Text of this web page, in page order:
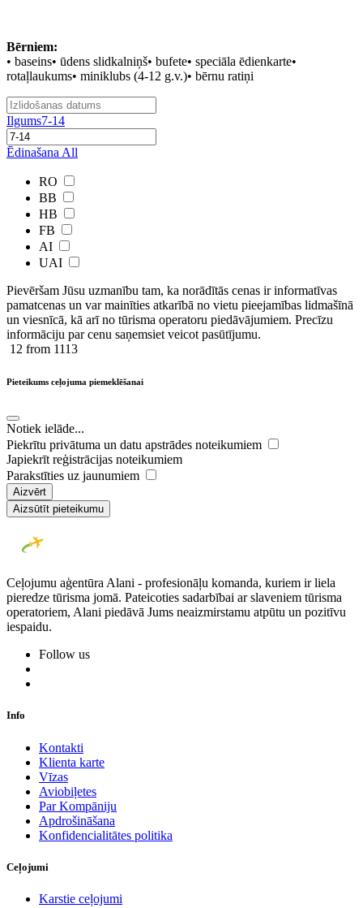
Bērniem:
• baseins• ūdens slidkalniņš• bufete• speciāla ēdienkarte•
rotaļlaukums• miniklubs (4-12 g.v.)• bērnu ratiņi
Ilgums7-14
Ēdinašana All
RO
BB
HB
FB
AI
UAI
Pievēršam Jūsu uzmanību tam, ka norādītās cenas ir ​informatīvas ​
pamatcenas un var mainīties atkarībā ​no ​vietu pieejamības lidmašīnā
un viesnīcā, kā arī no tūrisma operatoru piedāvājumiem. Precīzu
informāciju par cenu saņemsiet veicot pasūtījumu.
12 from 1113
Pieteikums ceļojuma piemeklēšanai
Notiek ielāde...
Piekrītu privātuma un datu apstrādes noteikumiem
Japiekrīt reģistrācijas noteikumiem
Parakstīties uz jaunumiem
Aizvērt
Aizsūtīt pieteikumu
Ceļojumu aģentūra Alani - profesionāļu komanda, kuriem ir liela
pieredze tūrisma jomā. Pateicoties sadarbībai ar slaveniem tūrisma
operatoriem, Alani piedāvā Jums neaizmirstamu atpūtu un pozitīvu
iespaidu.
Follow us
Info
Kontakti
Klienta karte
Vīzas
Aviobiļetes
Par Kompāniju
Apdrošināšana
Konfidencialitātes politika
Ceļojumi
Karstie ceļojumi